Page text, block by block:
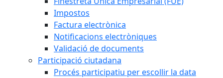
Impostos
Factura electrònica
Notificacions electròniques
Validació de documents
Participació ciutadana
Procés participatiu per escollir la data